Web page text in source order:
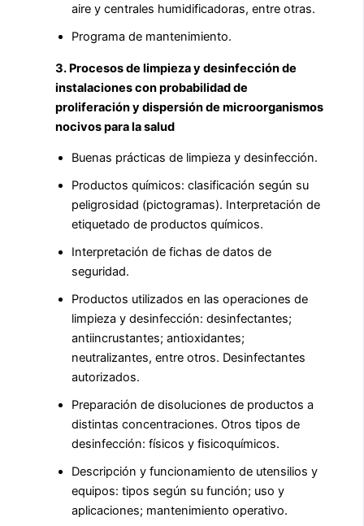
aire y centrales humidificadoras, entre otras.
Programa de mantenimiento.
3. Procesos de limpieza y desinfección de
instalaciones con probabilidad de
proliferación y dispersión de microorganismos
nocivos para la salud
Buenas prácticas de limpieza y desinfección.
Productos químicos: clasificación según su
peligrosidad (pictogramas). Interpretación de
etiquetado de productos químicos.
Interpretación de fichas de datos de
seguridad.
Productos utilizados en las operaciones de
limpieza y desinfección: desinfectantes;
antiincrustantes; antioxidantes;
neutralizantes, entre otros. Desinfectantes
autorizados.
Preparación de disoluciones de productos a
distintas concentraciones. Otros tipos de
desinfección: físicos y fisicoquímicos.
Descripción y funcionamiento de utensilios y
equipos: tipos según su función; uso y
aplicaciones; mantenimiento operativo.